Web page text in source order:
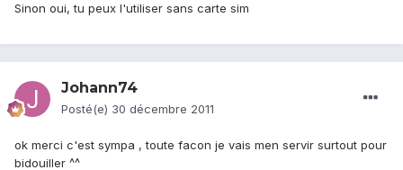
Sinon oui, tu peux l'utiliser sans carte sim
Johann74
Posté(e) 30 décembre 2011
ok merci c'est sympa , toute facon je vais men servir surtout pour
bidouiller ^^